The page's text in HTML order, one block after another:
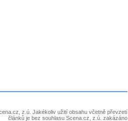
z.ú. Jakékoliv užití obsahu včetně převzetí
článků je bez souhlasu Scena.cz, z.ú. zakázáno